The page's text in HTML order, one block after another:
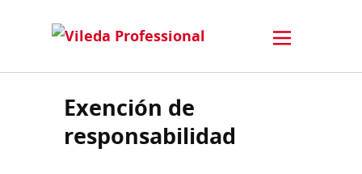
Exención de
responsabilidad